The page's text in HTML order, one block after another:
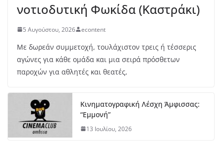
νοτιοδυτική Φωκίδα (Καστράκι)
5 Αυγούστου, 2026 econtent
Με δωρεάν συμμετοχή, τουλάχιστον τρεις ή τέσσερις
αγώνες για κάθε ομάδα και μια σειρά πρόσθετων
παροχών για αθλητές και θεατές,
Κινηματογραφική Λέσχη Άμφισσας:
“Εμμονή”
13 Ιουλίου, 2026